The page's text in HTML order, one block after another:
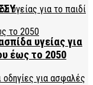
υγείας για
έως το 2050